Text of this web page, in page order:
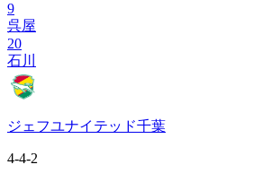
9
呉屋
20
石川
ジェフユナイテッド千葉
4-4-2